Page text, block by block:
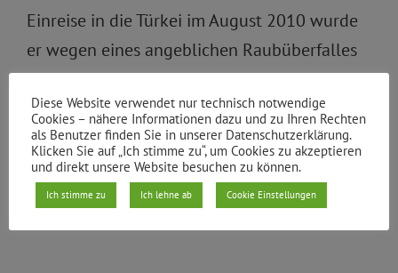
Einreise in die Türkei im August 2010 wurde
er wegen eines angeblichen Raubüberfalles
1989 verhaftet.
In diesemtaz-Artikelerfahren Sie Genaueres
über die Umstände seiner Verhaftung.
Von | 23.10.2010
Diese Website verwendet nur technisch notwendige
Cookies – nähere Informationen dazu und zu Ihren Rechten
als Benutzer finden Sie in unserer Datenschutzerklärung.
Klicken Sie auf „Ich stimme zu“, um Cookies zu akzeptieren
und direkt unsere Website besuchen zu können.
Ich stimme zu Ich lehne ab Cookie Einstellungen